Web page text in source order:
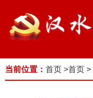
当前位置： 首页 >首页 >